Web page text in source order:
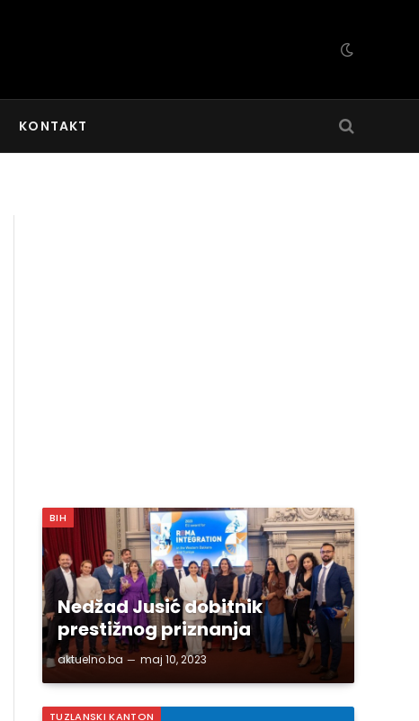
KONTAKT
BIH
Nedžad Jusić dobitnik
prestižnog priznanja
aktuelno.ba maj 10, 2023
TUZLANSKI KANTON